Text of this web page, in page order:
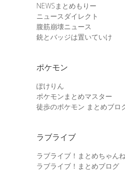
NEWSまとめもりー
ニュースダイレクト
腹筋崩壊ニュース
銃とバッジは置いていけ
ポケモン
ぽけりん
ポケモンまとめマスター
徒歩のポケモン まとめブロ
ラブライブ
ラブライブ！まとめちゃん
ラブライブ！まとめブログ